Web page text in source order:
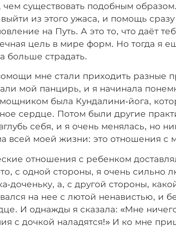
чем существовать подобным
из этого ужаса, и помощь
на Путь. А это то, что даёт
цель в мире форм. Но тогда я
больше страдать.
мне стали приходить разные
мой панцирь, и я начинала
была Кундалини-йога,
сердце. Потом были другие
себя, и я очень менялась, но
всей моей жизни: это отношения с
отношения с ребенком
с одной стороны, я очень сильно
доченьку, а, с другой стороны,
на нее с лютой ненавистью, и
И однажды я сказала: «Мне
с дочкой наладятся!» И ко мне